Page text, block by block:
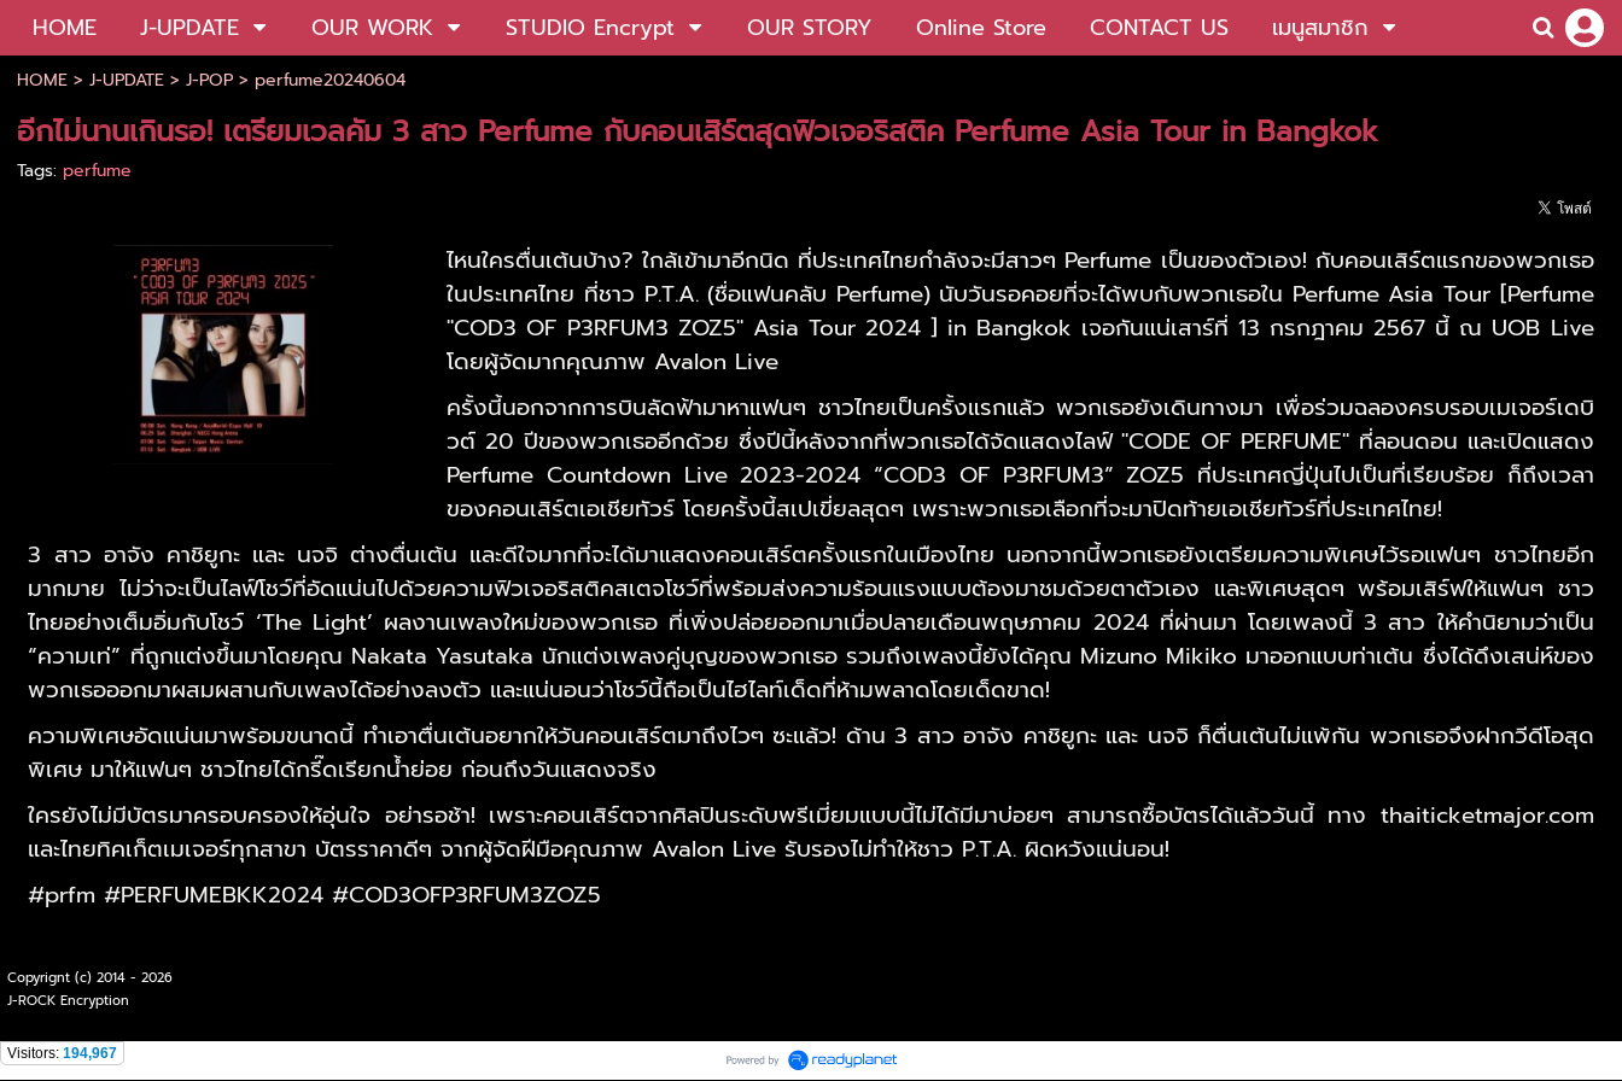
HOME J-UPDATE OUR WORK STUDIO Encrypt OUR STORY Online Store CONTACT US เมนูสมาชิก
HOME> J-UPDATE> J-POP> perfume20240604
อีกไม่นานเกินรอ! เตรียมเวลคัม 3 สาว Perfume กับคอนเสิร์ตสุดฟิวเจอริสติค Perfume Asia Tour in Bangkok
Tags: perfume
ไหนใครตื่นเต้นบ้าง? ใกล้เข้ามาอีกนิด ที่ประเทศไทยกำลังจะมีสาวๆ Perfume เป็นของตัวเอง! กับคอนเสิร์ตแรกของพวกเธอ
ในประเทศไทย ที่ชาว P.T.A. (ชื่อแฟนคลับ Perfume) นับวันรอคอยที่จะได้พบกับพวกเธอใน Perfume Asia Tour [Perfume
"COD3 OF P3RFUM3 ZOZ5" Asia Tour 2024 ] in Bangkok เจอกันแน่เสาร์ที่ 13 กรกฎาคม 2567 นี้ ณ UOB Live
โดยผู้จัดมากคุณภาพ Avalon Live
ครั้งนี้นอกจากการบินลัดฟ้ามาหาแฟนๆ ชาวไทยเป็นครั้งแรกแล้ว พวกเธอยังเดินทางมา เพื่อร่วมฉลองครบรอบเมเจอร์เดบิ
วต์ 20 ปีของพวกเธออีกด้วย ซึ่งปีนี้หลังจากที่พวกเธอได้จัดแสดงไลฟ์ "CODE OF PERFUME" ที่ลอนดอน และเปิดแสดง
Perfume Countdown Live 2023-2024 “COD3 OF P3RFUM3” ZOZ5 ที่ประเทศญี่ปุ่นไปเป็นที่เรียบร้อย ก็ถึงเวลา
ของคอนเสิร์ตเอเชียทัวร์ โดยครั้งนี้สเปเขี่ยลสุดๆ เพราะพวกเธอเลือกที่จะมาปิดท้ายเอเชียทัวร์ที่ประเทศไทย!
3 สาว อาจัง คาชิยูกะ และ นจจิ ต่างตื่นเต้น และดีใจมากที่จะได้มาแสดงคอนเสิร์ตครั้งแรกในเมืองไทย นอกจากนี้พวกเธอยังเตรียมความพิเศษไว้รอแฟนๆ ชาวไทยอีก
มากมาย ไม่ว่าจะเป็นไลฟ์โชว์ที่อัดแน่นไปด้วยความฟิวเจอริสติคสเตจโชว์ที่พร้อมส่งความร้อนแรงแบบต้องมาชมด้วยตาตัวเอง และพิเศษสุดๆ พร้อมเสิร์ฟให้แฟนๆ ชาว
ไทยอย่างเต็มอิ่มกับโชว์ ‘The Light’ ผลงานเพลงใหม่ของพวกเธอ ที่เพิ่งปล่อยออกมาเมื่อปลายเดือนพฤษภาคม 2024 ที่ผ่านมา โดยเพลงนี้ 3 สาว ให้คำนิยามว่าเป็น
“ความเท่” ที่ถูกแต่งขึ้นมาโดยคุณ Nakata Yasutaka นักแต่งเพลงคู่บุญของพวกเธอ รวมถึงเพลงนี้ยังได้คุณ Mizuno Mikiko มาออกแบบท่าเต้น ซึ่งได้ดึงเสน่ห์ของ
พวกเธอออกมาผสมผสานกับเพลงได้อย่างลงตัว และแน่นอนว่าโชว์นี้ถือเป็นไฮไลท์เด็ดที่ห้ามพลาดโดยเด็ดขาด!
ความพิเศษอัดแน่นมาพร้อมขนาดนี้ ทำเอาตื่นเต้นอยากให้วันคอนเสิร์ตมาถึงไวๆ ซะแล้ว! ด้าน 3 สาว อาจัง คาชิยูกะ และ นจจิ ก็ตื่นเต้นไม่แพ้กัน พวกเธอจึงฝากวีดีโอสุด
พิเศษ มาให้แฟนๆ ชาวไทยได้กรี๊ดเรียกน้ำย่อย ก่อนถึงวันแสดงจริง
ใครยังไม่มีบัตรมาครอบครองให้อุ่นใจ อย่ารอช้า! เพราะคอนเสิร์ตจากศิลปินระดับพรีเมี่ยมแบบนี้ไม่ได้มีมาบ่อยๆ สามารถซื้อบัตรได้แล้ววันนี้ ทาง thaiticketmajor.com
และไทยทิคเก็ตเมเจอร์ทุกสาขา บัตรราคาดีๆ จากผู้จัดฝีมือคุณภาพ Avalon Live รับรองไม่ทำให้ชาว P.T.A. ผิดหวังแน่นอน!
#prfm #PERFUMEBKK2024 #COD3OFP3RFUM3ZOZ5
Copyrignt (c) 2014 - 2026
J-ROCK Encryption
Visitors: 194,967